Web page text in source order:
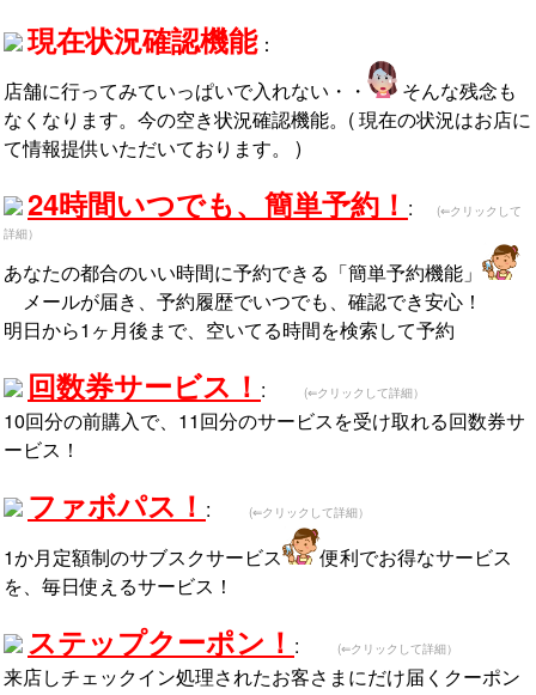
現在状況確認機能：
店舗に行ってみていっぱいで入れない・・
そんな残念も
なくなります。今の空き状況確認機能。( 現在の状況はお店に
て情報提供いただいております。 )
24時間いつでも、簡単予約！ :
(⇐クリックして
詳細）
あなたの都合のいい時間に予約できる「簡単予約機能」
メールが届き、予約履歴でいつでも、確認でき安心！
明日から1ヶ月後まで、空いてる時間を検索して予約
回数券サービス！ : (⇐クリックして詳細）
10回分の前購入で、11回分のサービスを受け取れる回数券サ
ービス ！
ファボパス！ : (⇐クリックして詳細）
1か月定額制のサブスクサービス
便利でお得なサービス
を、毎日使えるサービス！
ステップクーポン！ : (⇐クリックして詳細）
来店しチェックイン処理されたお客さまにだけ届くクーポン